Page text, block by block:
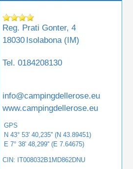
Reg. Prati Gonter, 4
18030 Isolabona (IM)
Tel.0184208130
info@campingdellerose.eu
www.campingdellerose.eu
GPS
N 43° 53' 40,235'' (N 43.89451)
E 7° 38' 48,299'' (E 7.64675)
CIN: IT008032B1MD862DNU